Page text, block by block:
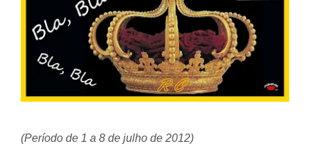
(Período de 1 a 8 de julho de 2012)